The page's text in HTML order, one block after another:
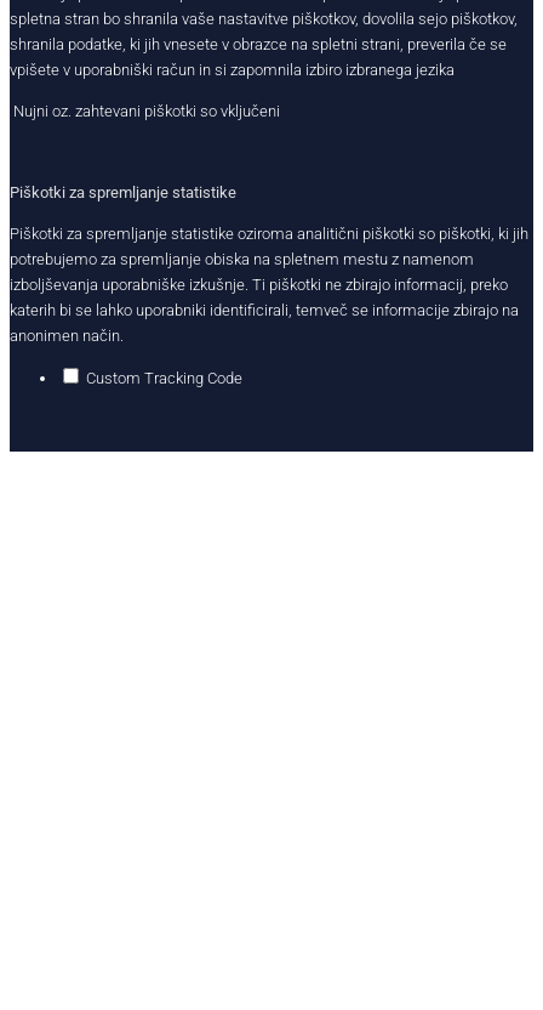
spletna stran bo shranila vaše nastavitve piškotkov, dovolila sejo piškotkov,
shranila podatke, ki jih vnesete v obrazce na spletni strani, preverila če se
vpišete v uporabniški račun in si zapomnila izbiro izbranega jezika
Nujni oz. zahtevani piškotki so vključeni
Piškotki za spremljanje statistike
Piškotki za spremljanje statistike oziroma analitični piškotki so piškotki, ki jih
potrebujemo za spremljanje obiska na spletnem mestu z namenom
izboljševanja uporabniške izkušnje. Ti piškotki ne zbirajo informacij, preko
katerih bi se lahko uporabniki identificirali, temveč se informacije zbirajo na
anonimen način.
Custom Tracking Code